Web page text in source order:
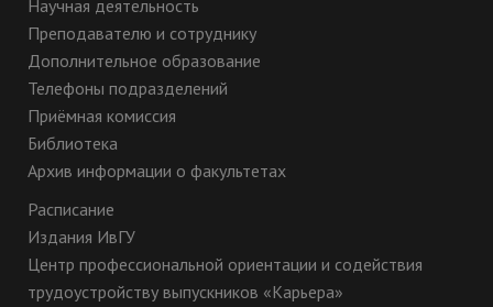
Научная деятельность
Преподавателю и сотруднику
Дополнительное образование
Телефоны подразделений
Приёмная комиссия
Библиотека
Архив информации о факультетах
Расписание
Издания ИвГУ
Центр профессиональной ориентации и содействия
трудоустройству выпускников «Карьера»